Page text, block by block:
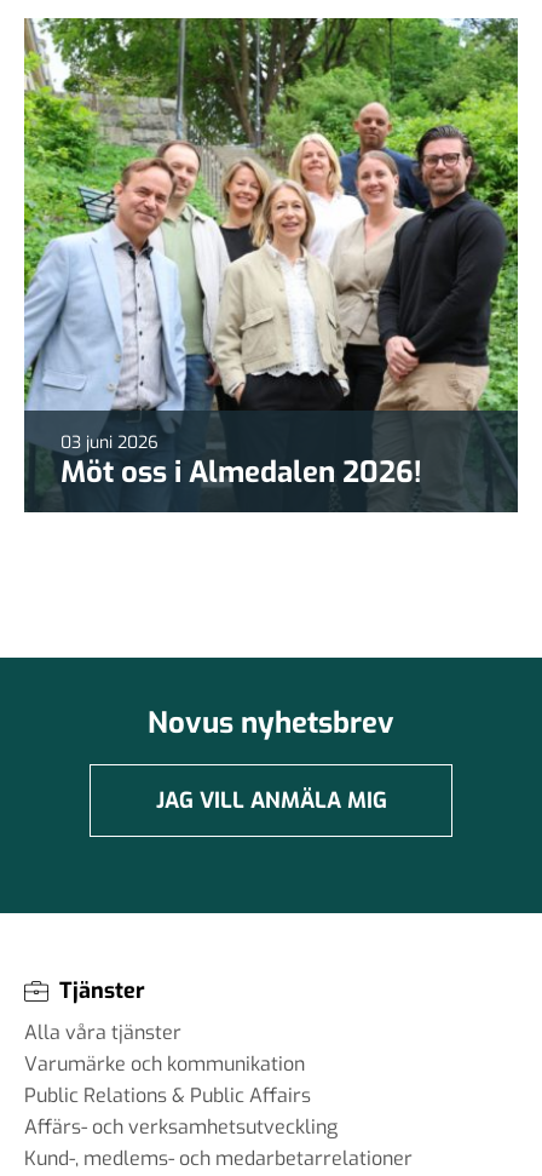
03 juni 2026
Möt oss i Almedalen 2026!
Novus nyhetsbrev
JAG VILL ANMÄLA MIG
Tjänster
Alla våra tjänster
Varumärke och kommunikation
Public Relations & Public Affairs
Affärs- och verksamhetsutveckling
Kund-, medlems- och medarbetarrelationer